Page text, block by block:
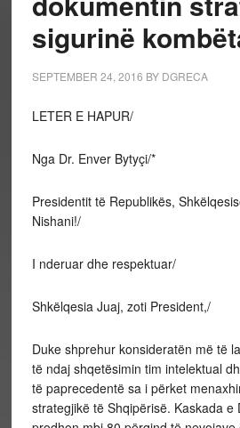
sigurinë
SEPTEMBER 24, 2016 BY DGRECA
LETER E HAPUR/
Nga Dr. Enver Bytyçi/*
Presidentit të Republikës,
Nishani!/
I nderuar dhe respektuar/
Shkëlqesia Juaj, zoti President,/
Duke shprehur konsideratën më të
të ndaj shqetësimin tim intelektual
të paprecedentë sa i përket
strategjikë të Shqipërisë. Kaskada e